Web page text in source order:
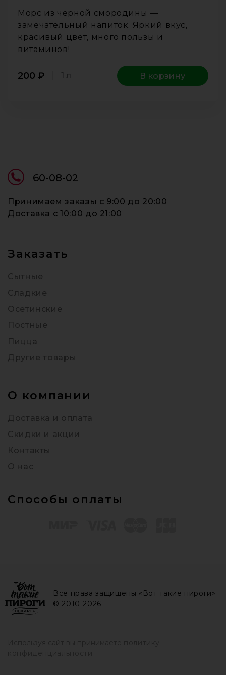
Морс из чёрной смородины —
замечательный напиток. Яркий вкус,
красивый цвет, много пользы и
витаминов!
200 ₽ 1 л В корзину
60-08-02
Принимаем заказы c 9:00 до 20:00
Доставка c 10:00 до 21:00
Заказать
Сытные
Сладкие
Осетинские
Постные
Пицца
Другие товары
О компании
Доставка и оплата
Скидки и акции
Контакты
О нас
Способы оплаты
Все права защищены «Вот такие пироги»
© 2010-2026